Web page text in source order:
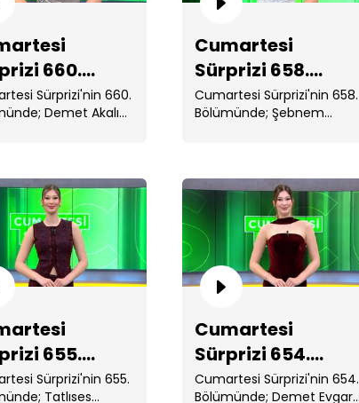
Cumartesi Sürprizi 660. Bölüm
Cumartesi Sürprizi 658. Bölüm
660.
Sürprizi'nin 660.
Demet Akalın
Cumartesi
Sürprizi 658.
Bölüm
Cumartesi Sürprizi'nin 658.
Bölümünde; Şebnem
655.
Sürprizi'nin 655.
Tatlıses
Cumartesi
Sürprizi 654.
Bölüm
Cumartesi Sürprizi'nin 654.
Bölümünde; Demet Evgar